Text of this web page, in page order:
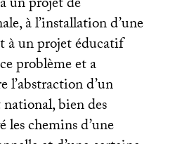
un projet de
à l’installation d’une
à un projet éducatif
problème et a
d’un
bien des
chemins d’une